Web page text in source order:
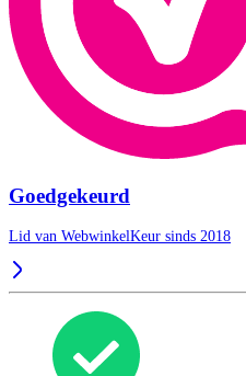
Goedgekeurd
Lid van WebwinkelKeur sinds 2018